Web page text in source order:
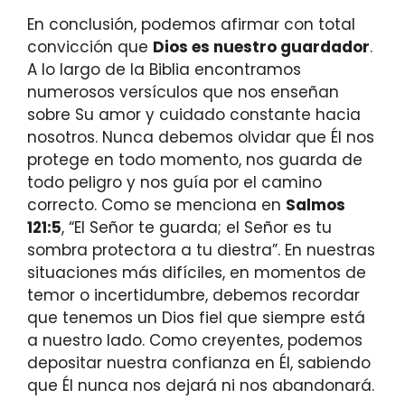
En conclusión, podemos afirmar con total
convicción que Dios es nuestro guardador.
A lo largo de la Biblia encontramos
numerosos versículos que nos enseñan
sobre Su amor y cuidado constante hacia
nosotros. Nunca debemos olvidar que Él nos
protege en todo momento, nos guarda de
todo peligro y nos guía por el camino
correcto. Como se menciona en Salmos
121:5, “El Señor te guarda; el Señor es tu
sombra protectora a tu diestra”. En nuestras
situaciones más difíciles, en momentos de
temor o incertidumbre, debemos recordar
que tenemos un Dios fiel que siempre está
a nuestro lado. Como creyentes, podemos
depositar nuestra confianza en Él, sabiendo
que Él nunca nos dejará ni nos abandonará.